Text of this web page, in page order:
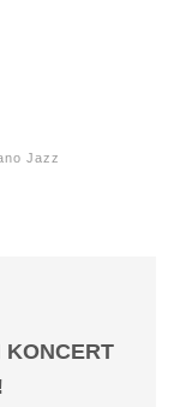
Jazz
KONCERT